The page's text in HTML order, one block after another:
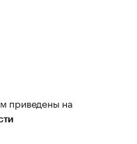
приведены на